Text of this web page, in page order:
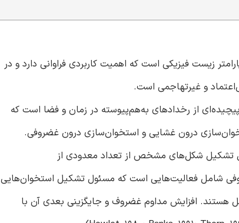
زیست فیزیکی است که اهمیت کاربردی فراوانی دارد و در
و غیرتهاجمی است.
از رخدادهای به‌هم‌پیوسته در زمان و فضا است که
درون غشایی و استخوان‌سازی درون غضروفی.
تشکیل شکل‌های مشخص از تعداد معدودی از
شامل فعالیت‌هایی است که مسئول تشکیل استخوان‌هایی
افزایش مداوم غضروف و جایگزینی بعدی آن با